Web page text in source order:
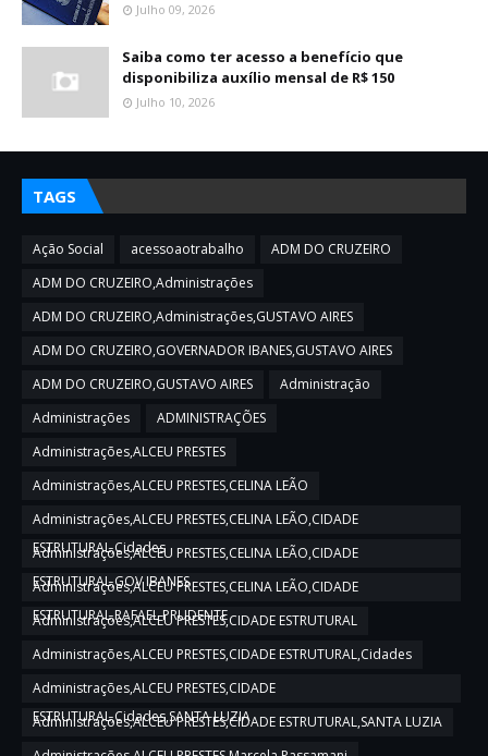
Julho 09, 2026
Saiba como ter acesso a benefício que
disponibiliza auxílio mensal de R$ 150
Julho 10, 2026
TAGS
Ação Social acessoaotrabalho
ADM DO CRUZEIRO
ADM DO CRUZEIRO,Administrações
ADM DO CRUZEIRO,Administrações,GUSTAVO AIRES
ADM DO CRUZEIRO,GOVERNADOR IBANES,GUSTAVO AIRES
ADM DO CRUZEIRO,GUSTAVO AIRES
Administração
Administrações
ADMINISTRAÇÕES
Administrações,ALCEU PRESTES
Administrações,ALCEU PRESTES,CELINA LEÃO
Administrações,ALCEU PRESTES,CELINA LEÃO,CIDADE
ESTRUTURAL,Cidades
Administrações,ALCEU PRESTES,CELINA LEÃO,CIDADE
ESTRUTURAL,GOV IBANES
Administrações,ALCEU PRESTES,CELINA LEÃO,CIDADE
ESTRUTURAL,RAFAEL PRUDENTE
Administrações,ALCEU PRESTES,CIDADE ESTRUTURAL
Administrações,ALCEU PRESTES,CIDADE ESTRUTURAL,Cidades
Administrações,ALCEU PRESTES,CIDADE
ESTRUTURAL,Cidades,SANTA LUZIA
Administrações,ALCEU PRESTES,CIDADE ESTRUTURAL,SANTA LUZIA